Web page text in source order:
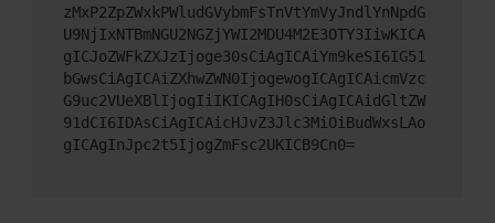
zMxP2ZpZWxkPWludGVybmFsTnVtYmVyJndlYnNpdG
U9NjIxNTBmNGU2NGZjYWI2MDU4M2E3OTY3IiwKICA
gICJoZWFkZXJzIjoge30sCiAgICAiYm9keSI6IG51
bGwsCiAgICAiZXhwZWN0IjogewogICAgICAicmVzc
G9uc2VUeXBlIjogIiIKICAgIH0sCiAgICAidGltZW
91dCI6IDAsCiAgICAicHJvZ3Jlc3MiOiBudWxsLAo
gICAgInJpc2t5IjogZmFsc2UKICB9Cn0=